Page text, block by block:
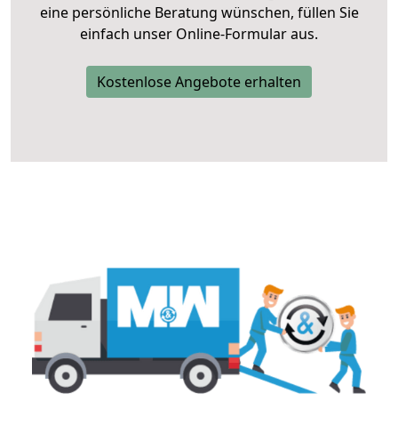
eine persönliche Beratung wünschen, füllen Sie
einfach unser Online-Formular aus.
Kostenlose Angebote erhalten